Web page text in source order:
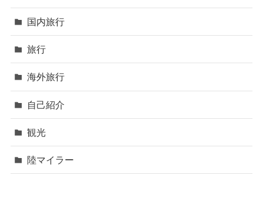
国内旅行
旅行
海外旅行
自己紹介
観光
陸マイラー